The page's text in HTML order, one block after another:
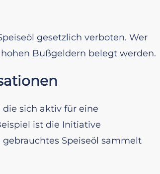
gesetzlich verboten. Wer
Bußgeldern belegt werden.
sich aktiv für eine
ist die Initiative
Speiseöl sammelt